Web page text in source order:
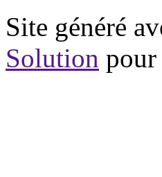
Site généré
Solution pour